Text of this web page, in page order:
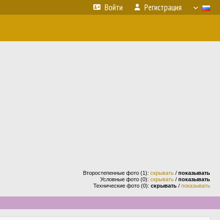
Войти Регистрация
Второстепенные фото (1): скрывать / показывать
Условные фото (0): скрывать / показывать
Технические фото (0): скрывать / показывать